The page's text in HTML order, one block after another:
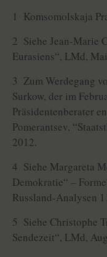
1 Komsomolskaja
2 Siehe Jean-Marie
Eurasiens“, LMd,
3 Zum Werdegang
Surkow, der im
Präsidentenberater
Pomerantsev,
2012.
4 Siehe Margareta
Demokratie“ –
Russland-Analysen
5 Siehe Christophe
Sendezeit“, LMd,